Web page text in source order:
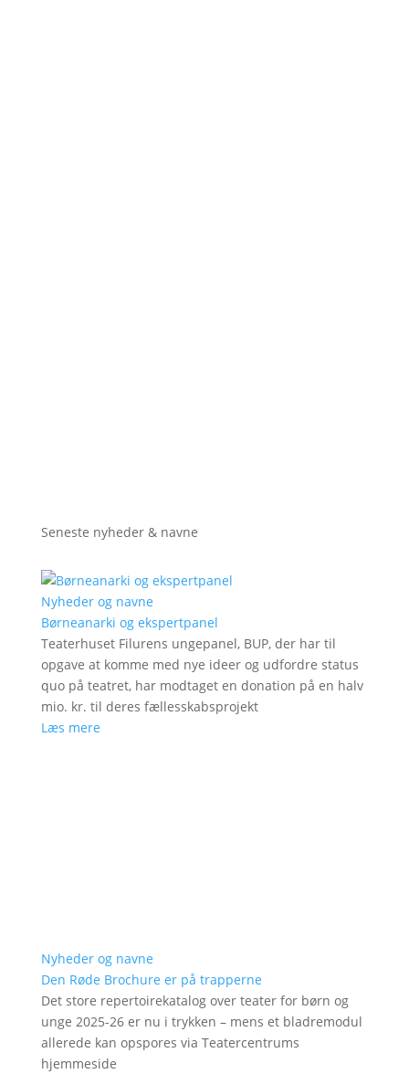
Seneste nyheder & navne
Nyheder og navne
Børneanarki og ekspertpanel
Teaterhuset Filurens ungepanel, BUP, der har til
opgave at komme med nye ideer og udfordre status
quo på teatret, har modtaget en donation på en halv
mio. kr. til deres fællesskabsprojekt
Læs mere
Nyheder og navne
Den Røde Brochure er på trapperne
Det store repertoirekatalog over teater for børn og
unge 2025-26 er nu i trykken – mens et bladremodul
allerede kan opspores via Teatercentrums
hjemmeside